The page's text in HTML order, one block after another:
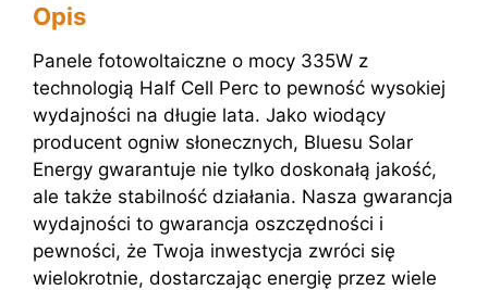
Opis
Panele fotowoltaiczne o mocy 335W z
technologią Half Cell Perc to pewność wysokiej
wydajności na długie lata. Jako wiodący
producent ogniw słonecznych, Bluesu Solar
Energy gwarantuje nie tylko doskonałą jakość,
ale także stabilność działania. Nasza gwarancja
wydajności to gwarancja oszczędności i
pewności, że Twoja inwestycja zwróci się
wielokrotnie, dostarczając energię przez wiele